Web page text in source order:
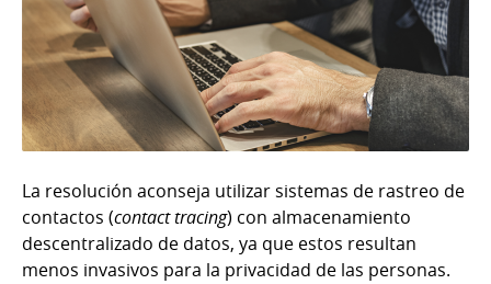
La resolución aconseja utilizar sistemas de rastreo de
contactos (contact tracing) con almacenamiento
descentralizado de datos, ya que estos resultan
menos invasivos para la privacidad de las personas.